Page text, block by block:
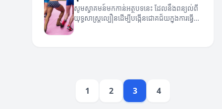
សូមស្វាគមន៍មកកាន់អត្ថបទនេះ ដែលនឹងពន្យល់ពី
យុទ្ធសាស្ត្រល្បឿនដើម្បីបង្កើនជោគជ័យក្នុងការធ្វើ
ផ្សព្វផ្សាយ។
1 2 3 4